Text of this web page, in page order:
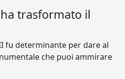
trasformato il
fu determinante per dare al
che puoi ammirare